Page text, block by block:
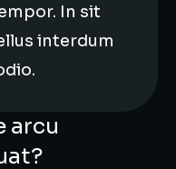
In sit
interdum
arcu